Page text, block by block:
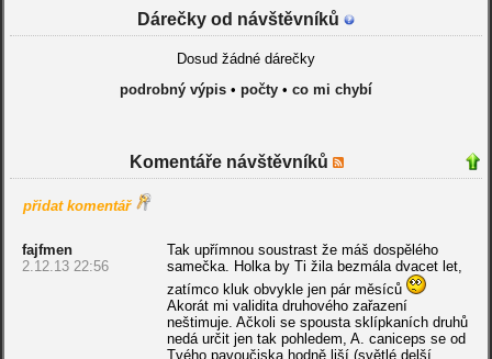
Dárečky od návštěvníků
Dosud žádné dárečky
podrobný výpis• počty• co mi chybí
Komentáře návštěvníků
přidat komentář
fajfmen
2.12.13 22:56
Tak upřímnou soustrast že máš dospělého
samečka. Holka by Ti žila bezmála dvacet let,
zatímco kluk obvykle jen pár měsíců
Akorát mi validita druhového zařazení
neštimuje. Ačkoli se spousta sklípkaních druhů
nedá určit jen tak pohledem, A. caniceps se od
Tvého pavoučiska hodně liší (světlé delší